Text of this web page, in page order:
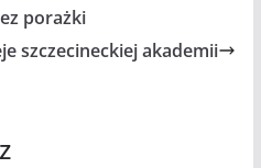
porażki
szczecineckiej akademii